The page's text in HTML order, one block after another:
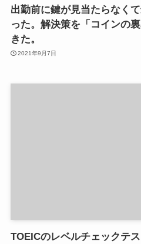
出勤前に鍵が見当たらなく
った。解決策を「コインの
きた。
2021年9月7日
TOEICのレベルチェックテ